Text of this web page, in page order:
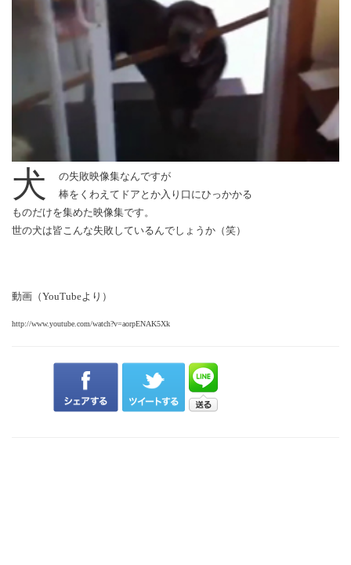
犬
の失敗映像集なんですが
棒をくわえてドアとか入り口にひっかかる
ものだけを集めた映像集です。
世の犬は皆こんな失敗しているんでしょうか（笑）
動画（YouTubeより）
http://www.youtube.com/watch?v=aorpENAK5Xk